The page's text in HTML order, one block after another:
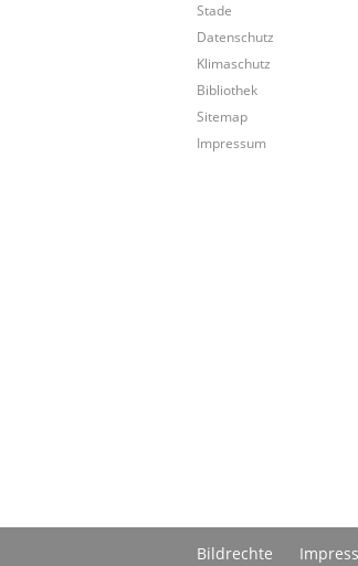
Stade
Datenschutz
Klimaschutz
Bibliothek
Sitemap
Impressum
Bildrechte